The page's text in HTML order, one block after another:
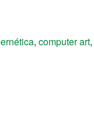
, computer art,